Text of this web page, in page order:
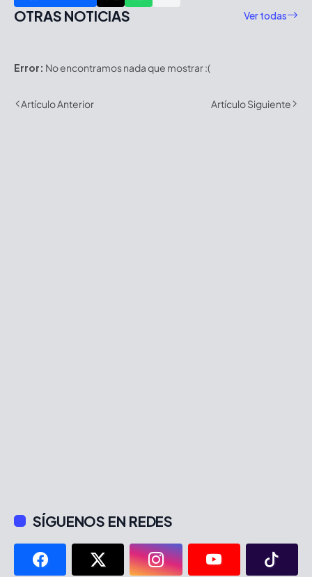
OTRAS NOTICIAS Ver todas
Error: No encontramos nada que mostrar :(
Artículo Anterior Artículo Siguiente
SÍGUENOS EN REDES